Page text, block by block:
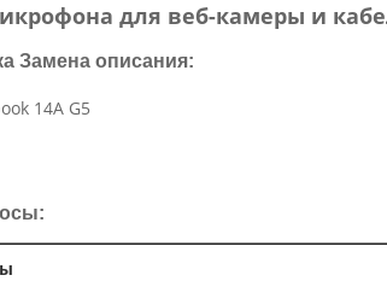
для веб-камеры и
Замена описания:
14A G5